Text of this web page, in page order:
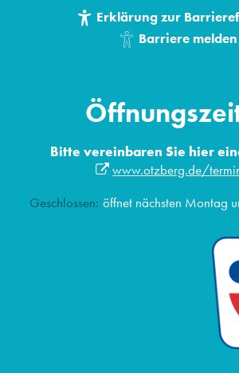
Erklärung zur
Barriere melden
Bitte vereinbaren Sie hier
www.otzberg.de/
Klicken, um weitere Öffnungs- oder
Geschlossen: öffnet nächsten Montag